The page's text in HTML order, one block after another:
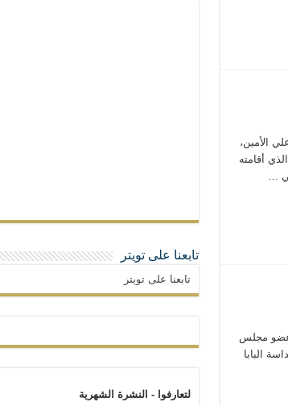
الأمين،
أقامته
عضو مجلس
البابا
تابعنا على تويتر
تابعنا على تويتر
لتعارفوا - النشرة الشهرية